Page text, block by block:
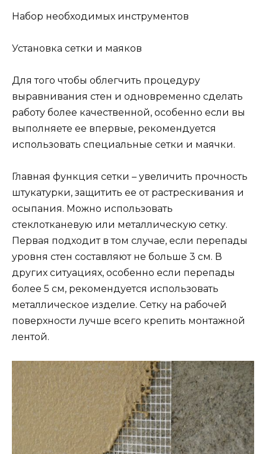
Набор необходимых инструментов
Установка сетки и маяков
Для того чтобы облегчить процедуру
выравнивания стен и одновременно сделать
работу более качественной, особенно если вы
выполняете ее впервые, рекомендуется
использовать специальные сетки и маячки.
Главная функция сетки – увеличить прочность
штукатурки, защитить ее от растрескивания и
осыпания. Можно использовать
стеклотканевую или металлическую сетку.
Первая подходит в том случае, если перепады
уровня стен составляют не больше 3 см. В
других ситуациях, особенно если перепады
более 5 см, рекомендуется использовать
металлическое изделие. Сетку на рабочей
поверхности лучше всего крепить монтажной
лентой.